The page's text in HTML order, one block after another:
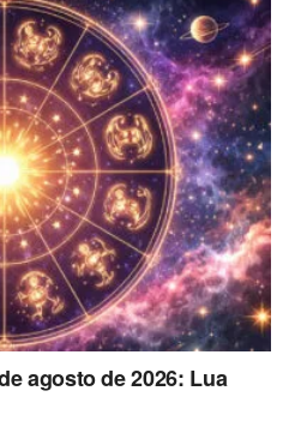
agosto de 2026: Lua